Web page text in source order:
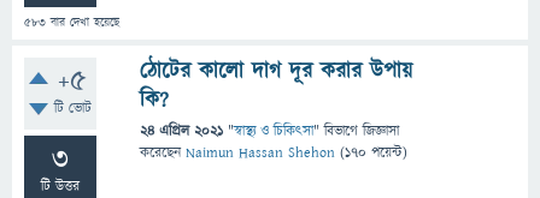
583 বার দেখা হয়েছে
+5
টি ভোট
3
টি উত্তর
ঠোটের কালো দাগ দূর করার উপায়
কি?
24 এপ্রিল 2021 "স্বাস্থ্য ও চিকিৎসা" বিভাগে জিজ্ঞাসা
করেছেনNaimun Hassan Shehon (170 পয়েন্ট)